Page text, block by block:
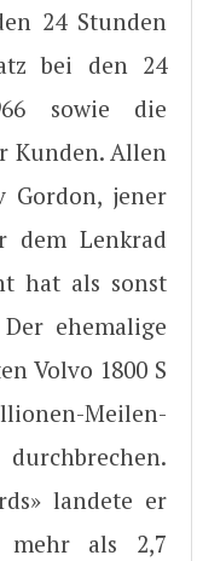
24 Stunden
bei den 24
sowie die
Kunden. Allen
Gordon, jener
Lenkrad
hat als sonst
ehemalige
Volvo 1800 S
Meilen-
landete er
mehr als 2,7